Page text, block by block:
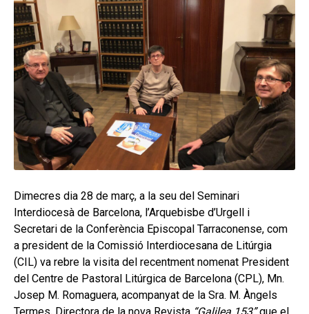
EL MEU COMPTE
CERCAR
CAT
Dimecres dia 28 de març, a la seu del Seminari
Interdiocesà de Barcelona, l’Arquebisbe d’Urgell i
Secretari de la Conferència Episcopal Tarraconense, com
a president de la Comissió Interdiocesana de Litúrgia
(CIL) va rebre la visita del recentment nomenat President
del Centre de Pastoral Litúrgica de Barcelona (CPL), Mn.
Josep M. Romaguera, acompanyat de la Sra. M. Àngels